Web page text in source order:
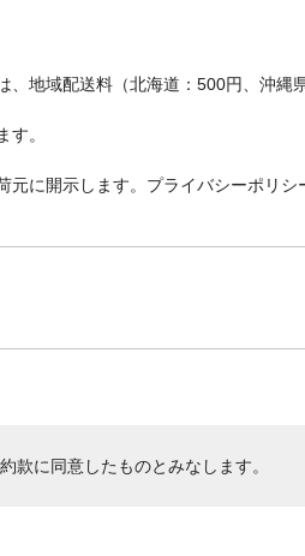
地域配送料（北海道：500円、沖
。
に開示します。プライバシーポリシ
款に同意したものとみなします。